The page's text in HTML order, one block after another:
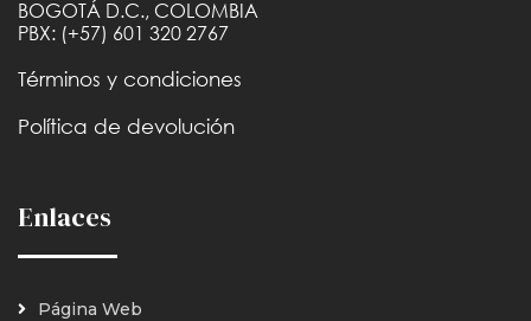
BOGOTÁ D.C., COLOMBIA
PBX: (+57) 601 320 2767
Términos y condiciones
Política de devolución
Enlaces
Página Web